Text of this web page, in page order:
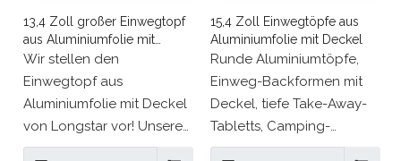
13,4 Zoll großer Einwegtopf
aus Aluminiumfolie mit
Deckel
Wir stellen den
Einwegtopf aus
Aluminiumfolie mit Deckel
von Longstar vor! Unsere
ursprüngliche Fabrik
15,4 Zoll Einwegtöpfe aus
Aluminiumfolie mit Deckel
Runde Aluminiumtöpfe,
Einweg-Backformen mit
Deckel, tiefe Take-Away-
Tabletts, Camping-
Lebensmittelbehälter zum